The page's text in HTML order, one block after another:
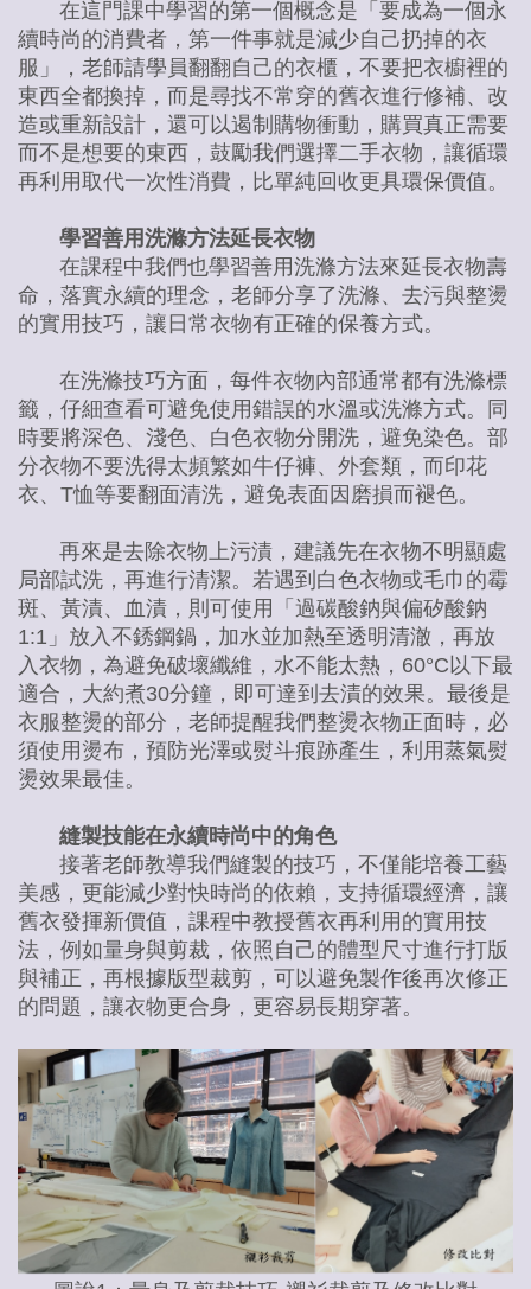
在這門課中學習的第一個概念是「要成為一個永
續時尚的消費者，第一件事就是減少自己扔掉的衣
服」，老師請學員翻翻自己的衣櫃，不要把衣櫥裡的
東西全都換掉，而是尋找不常穿的舊衣進行修補、改
造或重新設計，還可以遏制購物衝動，購買真正需要
而不是想要的東西，鼓勵我們選擇二手衣物，讓循環
再利用取代一次性消費，比單純回收更具環保價值。
學習善用洗滌方法延長衣物
在課程中我們也學習善用洗滌方法來延長衣物壽
命，落實永續的理念，老師分享了洗滌、去污與整燙
的實用技巧，讓日常衣物有正確的保養方式。
在洗滌技巧方面，每件衣物內部通常都有洗滌標
籤，仔細查看可避免使用錯誤的水溫或洗滌方式。同
時要將深色、淺色、白色衣物分開洗，避免染色。部
分衣物不要洗得太頻繁如牛仔褲、外套類，而印花
衣、T恤等要翻面清洗，避免表面因磨損而褪色。
再來是去除衣物上污漬，建議先在衣物不明顯處
局部試洗，再進行清潔。若遇到白色衣物或毛巾的霉
斑、黃漬、血漬，則可使用「過碳酸鈉與偏矽酸鈉
1:1」放入不銹鋼鍋，加水並加熱至透明清澈，再放
入衣物，為避免破壞纖維，水不能太熱，60°C以下最
適合，大約煮30分鐘，即可達到去漬的效果。最後是
衣服整燙的部分，老師提醒我們整燙衣物正面時，必
須使用燙布，預防光澤或熨斗痕跡產生，利用蒸氣熨
燙效果最佳。
縫製技能在永續時尚中的角色
接著老師教導我們縫製的技巧，不僅能培養工藝
美感，更能減少對快時尚的依賴，支持循環經濟，讓
舊衣發揮新價值，課程中教授舊衣再利用的實用技
法，例如量身與剪裁，依照自己的體型尺寸進行打版
與補正，再根據版型裁剪，可以避免製作後再次修正
的問題，讓衣物更合身，更容易長期穿著。